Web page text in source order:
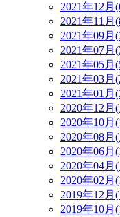
2021年12月
2021年11月
2021年09月
2021年07月
2021年05月
2021年03月
2021年01月
2020年12月
2020年10月
2020年08月
2020年06月
2020年04月
2020年02月
2019年12月
2019年10月